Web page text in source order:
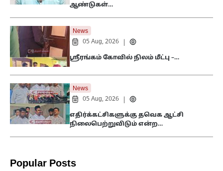
ஆண்டுகள்…
News
05 Aug, 2026
ஸ்ரீரங்கம் கோவில் நிலம் மீட்பு –…
News
05 Aug, 2026
எதிர்க்கட்சிகளுக்கு தவெக ஆட்சி
நிலைபெற்றுவிடும் என்ற…
Popular Posts